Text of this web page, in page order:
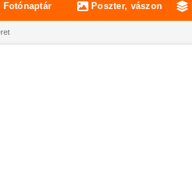
Fotónaptár Poszter, vászon